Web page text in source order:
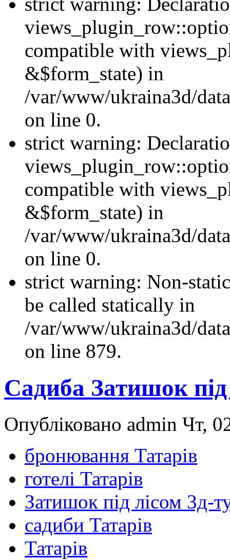
compatible with
&$form_state) in
/var/www/ukraina3d/
on line 0.
strict warning:
compatible with
&$form_state) in
/var/www/ukraina3d/
on line 0.
strict warning: Non-
be called statically in
/var/www/ukraina3d/
on line 879.
Садиба Затишок під
Опубліковано admin Чт,
бронювання Татарів
готелі Татарів
Затишок під лісом 3д-
садиби Татарів
Татарів